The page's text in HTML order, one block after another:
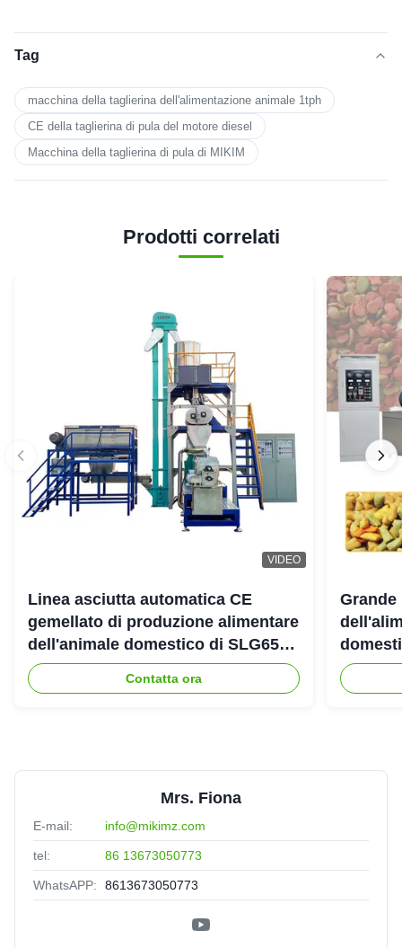
Tag
macchina della taglierina dell'alimentazione animale 1tph
CE della taglierina di pula del motore diesel
Macchina della taglierina di pula di MIKIM
Prodotti correlati
VIDEO
Linea asciutta automatica CE
gemellato di produzione alimentare
dell'animale domestico di SLG65
SLG70 dell'estrusore a vite di
parallelo
Contatta ora
Grande
Mrs. Fiona
E-mail: info@mikimz.com
tel: 86 13673050773
WhatsAPP: 8613673050773